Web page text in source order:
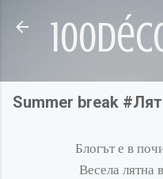
Пропускане към
Summer break
Блогът е в
Весела лятна